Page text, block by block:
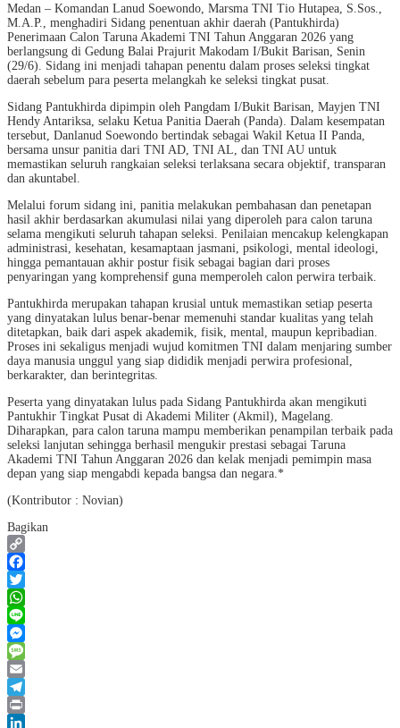
Medan – Komandan Lanud Soewondo, Marsma TNI Tio Hutapea, S.Sos.,
M.A.P., menghadiri Sidang penentuan akhir daerah (Pantukhirda)
Penerimaan Calon Taruna Akademi TNI Tahun Anggaran 2026 yang
berlangsung di Gedung Balai Prajurit Makodam I/Bukit Barisan, Senin
(29/6). Sidang ini menjadi tahapan penentu dalam proses seleksi tingkat
daerah sebelum para peserta melangkah ke seleksi tingkat pusat.
Sidang Pantukhirda dipimpin oleh Pangdam I/Bukit Barisan, Mayjen TNI
Hendy Antariksa, selaku Ketua Panitia Daerah (Panda). Dalam kesempatan
tersebut, Danlanud Soewondo bertindak sebagai Wakil Ketua II Panda,
bersama unsur panitia dari TNI AD, TNI AL, dan TNI AU untuk
memastikan seluruh rangkaian seleksi terlaksana secara objektif, transparan
dan akuntabel.
Melalui forum sidang ini, panitia melakukan pembahasan dan penetapan
hasil akhir berdasarkan akumulasi nilai yang diperoleh para calon taruna
selama mengikuti seluruh tahapan seleksi. Penilaian mencakup kelengkapan
administrasi, kesehatan, kesamaptaan jasmani, psikologi, mental ideologi,
hingga pemantauan akhir postur fisik sebagai bagian dari proses
penyaringan yang komprehensif guna memperoleh calon perwira terbaik.
Pantukhirda merupakan tahapan krusial untuk memastikan setiap peserta
yang dinyatakan lulus benar-benar memenuhi standar kualitas yang telah
ditetapkan, baik dari aspek akademik, fisik, mental, maupun kepribadian.
Proses ini sekaligus menjadi wujud komitmen TNI dalam menjaring sumber
daya manusia unggul yang siap dididik menjadi perwira profesional,
berkarakter, dan berintegritas.
Peserta yang dinyatakan lulus pada Sidang Pantukhirda akan mengikuti
Pantukhir Tingkat Pusat di Akademi Militer (Akmil), Magelang.
Diharapkan, para calon taruna mampu memberikan penampilan terbaik pada
seleksi lanjutan sehingga berhasil mengukir prestasi sebagai Taruna
Akademi TNI Tahun Anggaran 2026 dan kelak menjadi pemimpin masa
depan yang siap mengabdi kepada bangsa dan negara.*
(Kontributor : Novian)
Bagikan
Copy
Link
Facebook
Twitter
WhatsApp
Line
Messenger
Message
Email
Telegram
Print